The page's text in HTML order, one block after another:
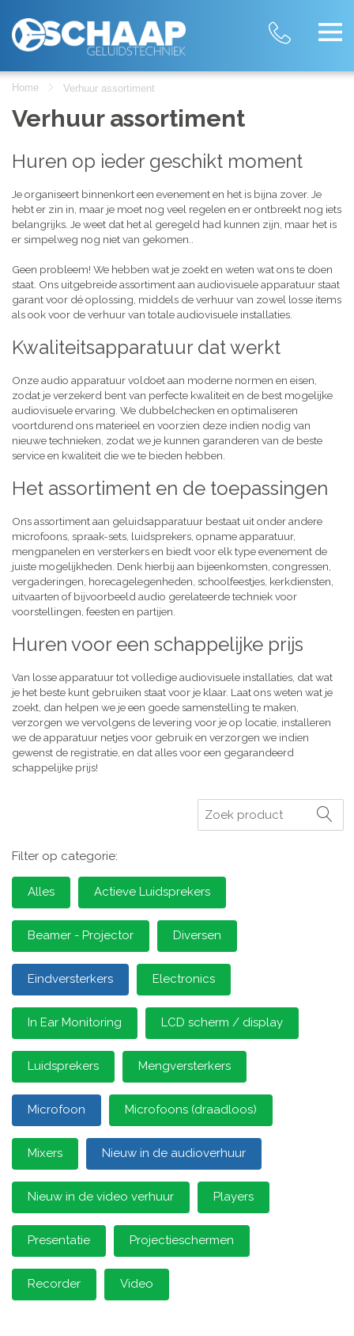
Home Verhuur assortiment
Verhuur assortiment
Huren op ieder geschikt moment
Je organiseert binnenkort een evenement en het is bijna zover. Je
hebt er zin in, maar je moet nog veel regelen en er ontbreekt nog iets
belangrijks. Je weet dat het al geregeld had kunnen zijn, maar het is
er simpelweg nog niet van gekomen..
Geen probleem! We hebben wat je zoekt en weten wat ons te doen
staat. Ons uitgebreide assortiment aan audiovisuele apparatuur staat
garant voor dé oplossing, middels de verhuur van zowel losse items
als ook voor de verhuur van totale audiovisuele installaties.
Kwaliteitsapparatuur dat werkt
Onze audio apparatuur voldoet aan moderne normen en eisen,
zodat je verzekerd bent van perfecte kwaliteit en de best mogelijke
audiovisuele ervaring. We dubbelchecken en optimaliseren
voortdurend ons materieel en voorzien deze indien nodig van
nieuwe technieken, zodat we je kunnen garanderen van de beste
service en kwaliteit die we te bieden hebben.
Het assortiment en de toepassingen
Ons assortiment aan geluidsapparatuur bestaat uit onder andere
microfoons, spraak-sets, luidsprekers, opname apparatuur,
mengpanelen en versterkers en biedt voor elk type evenement de
juiste mogelijkheden. Denk hierbij aan bijeenkomsten, congressen,
vergaderingen, horecagelegenheden, schoolfeestjes, kerkdiensten,
uitvaarten of bijvoorbeeld audio gerelateerde techniek voor
voorstellingen, feesten en partijen.
Huren voor een schappelijke prijs
Van losse apparatuur tot volledige audiovisuele installaties, dat wat
je het beste kunt gebruiken staat voor je klaar. Laat ons weten wat je
zoekt, dan helpen we je een goede samenstelling te maken,
verzorgen we vervolgens de levering voor je op locatie, installeren
we de apparatuur netjes voor gebruik en verzorgen we indien
gewenst de registratie, en dat alles voor een gegarandeerd
schappelijke prijs!
Zoeken
Filter op categorie:
Alles Actieve Luidsprekers
Beamer - Projector Diversen
Eindversterkers Electronics
In Ear Monitoring LCD scherm / display
Luidsprekers Mengversterkers
Microfoon Microfoons (draadloos)
Mixers Nieuw in de audioverhuur
Nieuw in de video verhuur Players
Presentatie Projectieschermen
Recorder Video